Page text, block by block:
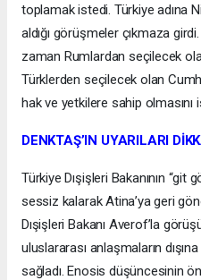
toplamak istedi. Türkiye adına
aldığı görüşmeler çıkmaza
zaman Rumlardan seçilecek
Türklerden seçilecek olan
hak ve yetkilere sahip olmasını
DENKTAŞ’IN UYARILARI
Türkiye Dışişleri Bakanının “git
sessiz kalarak Atina’ya geri
Dışişleri Bakanı Averof’la
uluslararası anlaşmaların
sağladı. Enosis düşüncesinin